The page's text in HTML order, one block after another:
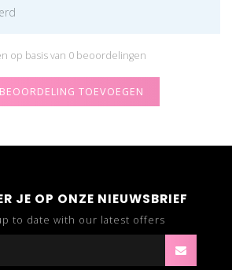
op basis van 0 beoordelingen
TOEVOEGEN
JE OP ONZE NIEUWSBRIEF
to date with our latest offers